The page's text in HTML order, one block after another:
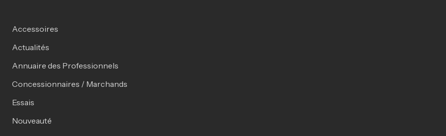
Accessoires
Actualités
Annuaire des Professionnels
Concessionnaires / Marchands
Essais
Nouveauté